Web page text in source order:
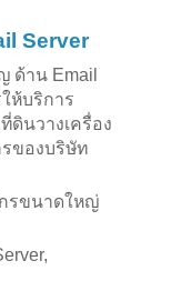
Server
ด้าน Email
ห้บริการ
ดินวางเครื่อง
ของบริษัท
รขนาดใหญ่